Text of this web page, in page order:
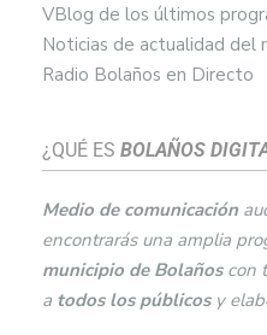
VBlog de los últimos
Noticias de actualidad del
Radio Bolaños en Directo
¿QUÉ ES BOLAÑOS
Medio de comunicación
encontrarás una amplia
municipio de Bolaños con
a todos los públicosy